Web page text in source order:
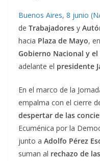
Buenos Aires, 8 junio
de Trabajadores y
hacia Plaza de Mayo,
Gobierno Nacional y
adelante el presidente
En el marco de la
empalma con el cierre
despertar de las
Ecuménica por la
junto a Adolfo Pérez
suman al rechazo de